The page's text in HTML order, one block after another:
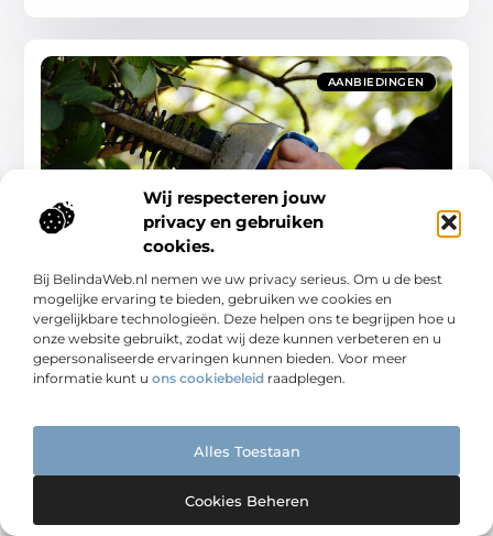
Wij respecteren jouw
privacy en gebruiken
cookies.
Bij BelindaWeb.nl nemen we uw privacy serieus. Om u de best
mogelijke ervaring te bieden, gebruiken we cookies en
vergelijkbare technologieën. Deze helpen ons te begrijpen hoe u
onze website gebruikt, zodat wij deze kunnen verbeteren en u
gepersonaliseerde ervaringen kunnen bieden. Voor meer
informatie kunt u ons cookiebeleid raadplegen.
Alles Toestaan
Cookies Beheren
AANBIEDINGEN
De onvertelde geschiedenis van Steffens
De beginjaren van Steffens Laten we een reis maken
naar de oorsprong van Steffens. Het verhaal begint in
een klein dorpje waar passie en vakmanschap
Aanbiedingen